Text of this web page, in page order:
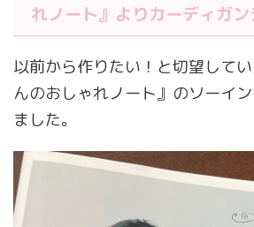
れノート』よりカーディガン
以前から作りたい！と切望して
んのおしゃれノート』のソーイ
ました。